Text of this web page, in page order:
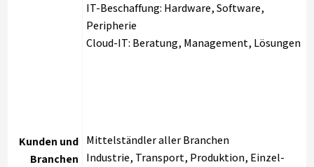
Kunden und
Branchen
IT-Beschaffung: Hardware, Software,
Peripherie
Cloud-IT: Beratung, Management, Lösungen
Mittelständler aller Branchen
Industrie, Transport, Produktion, Einzel-